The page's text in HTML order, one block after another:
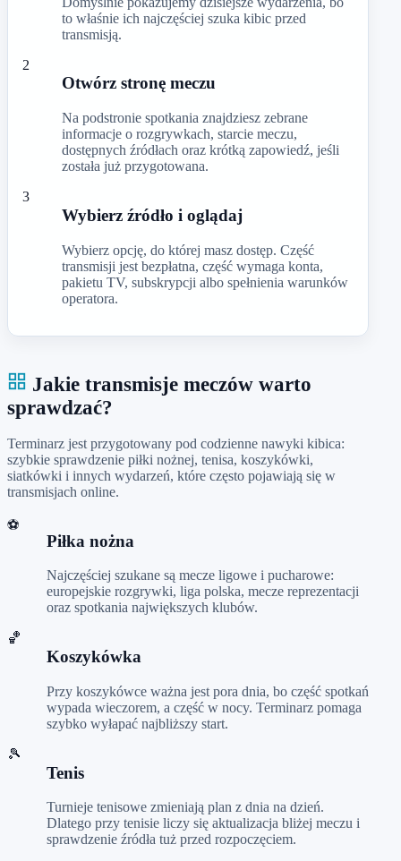
to właśnie ich najczęściej szuka kibic przed
transmisją.
2
Otwórz stronę meczu
Na podstronie spotkania znajdziesz zebrane
informacje o rozgrywkach, starcie meczu,
dostępnych źródłach oraz krótką zapowiedź, jeśli
została już przygotowana.
3
Wybierz źródło i oglądaj
Wybierz opcję, do której masz dostęp. Część
transmisji jest bezpłatna, część wymaga konta,
pakietu TV, subskrypcji albo spełnienia warunków
operatora.
Jakie transmisje meczów warto
sprawdzać?
Terminarz jest przygotowany pod codzienne nawyki kibica:
szybkie sprawdzenie piłki nożnej, tenisa, koszykówki,
siatkówki i innych wydarzeń, które często pojawiają się w
transmisjach online.
⚽
Piłka nożna
Najczęściej szukane są mecze ligowe i pucharowe:
europejskie rozgrywki, liga polska, mecze reprezentacji
oraz spotkania największych klubów.
🏀
Koszykówka
Przy koszykówce ważna jest pora dnia, bo część spotkań
wypada wieczorem, a część w nocy. Terminarz pomaga
szybko wyłapać najbliższy start.
🎾
Tenis
Turnieje tenisowe zmieniają plan z dnia na dzień.
Dlatego przy tenisie liczy się aktualizacja bliżej meczu i
sprawdzenie źródła tuż przed rozpoczęciem.